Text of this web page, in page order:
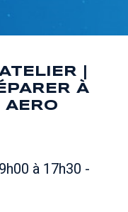
|
À
AERO
à 17h30 -